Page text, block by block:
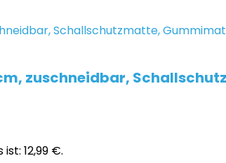
zuschneidbar,
12,99 €.